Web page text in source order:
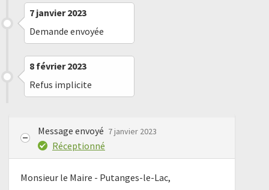
7 janvier 2023
Demande envoyée
8 février 2023
Refus implicite
Message envoyé 7 janvier 2023
Réceptionné
Monsieur le Maire - Putanges-le-Lac,